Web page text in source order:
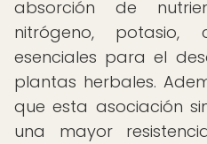
absorción de
nitrógeno, potasio,
esenciales para el
plantas herbales.
que esta asociación
una mayor